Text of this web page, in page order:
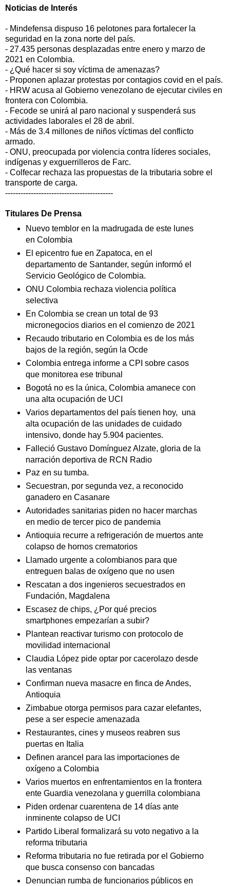
Noticias de Interés
- Mindefensa dispuso 16 pelotones para fortalecer la
seguridad en la zona norte del país.
- 27.435 personas desplazadas entre enero y marzo de
2021 en Colombia.
- ¿Qué hacer si soy víctima de amenazas?
- Proponen aplazar protestas por contagios covid en el país.
- HRW acusa al Gobierno venezolano de ejecutar civiles en
frontera con Colombia.
- Fecode se unirá al paro nacional y suspenderá sus
actividades laborales el 28 de abril.
- Más de 3.4 millones de niños víctimas del conflicto
armado.
- ONU, preocupada por violencia contra líderes sociales,
indígenas y exguerrilleros de Farc.
- Colfecar rechaza las propuestas de la tributaria sobre el
transporte de carga.
------------------------------------------
Titulares De Prensa
Nuevo temblor en la madrugada de este lunes
en Colombia
El epicentro fue en Zapatoca, en el
departamento de Santander, según informó el
Servicio Geológico de Colombia.
ONU Colombia rechaza violencia política
selectiva
En Colombia se crean un total de 93
micronegocios diarios en el comienzo de 2021
Recaudo tributario en Colombia es de los más
bajos de la región, según la Ocde
Colombia entrega informe a CPI sobre casos
que monitorea ese tribunal
Bogotá no es la única, Colombia amanece con
una alta ocupación de UCI
Varios departamentos del país tienen hoy, una
alta ocupación de las unidades de cuidado
intensivo, donde hay 5.904 pacientes.
Falleció Gustavo Domínguez Alzate, gloria de la
narración deportiva de RCN Radio
Paz en su tumba.
Secuestran, por segunda vez, a reconocido
ganadero en Casanare
Autoridades sanitarias piden no hacer marchas
en medio de tercer pico de pandemia
Antioquia recurre a refrigeración de muertos ante
colapso de hornos crematorios
Llamado urgente a colombianos para que
entreguen balas de oxígeno que no usen
Rescatan a dos ingenieros secuestrados en
Fundación, Magdalena
Escasez de chips, ¿Por qué precios
smartphones empezarían a subir?
Plantean reactivar turismo con protocolo de
movilidad internacional
Claudia López pide optar por cacerolazo desde
las ventanas
Confirman nueva masacre en finca de Andes,
Antioquia
Zimbabue otorga permisos para cazar elefantes,
pese a ser especie amenazada
Restaurantes, cines y museos reabren sus
puertas en Italia
Definen arancel para las importaciones de
oxígeno a Colombia
Varios muertos en enfrentamientos en la frontera
ente Guardia venezolana y guerrilla colombiana
Piden ordenar cuarentena de 14 días ante
inminente colapso de UCI
Partido Liberal formalizará su voto negativo a la
reforma tributaria
Reforma tributaria no fue retirada por el Gobierno
que busca consenso con bancadas
Denuncian rumba de funcionarios públicos en